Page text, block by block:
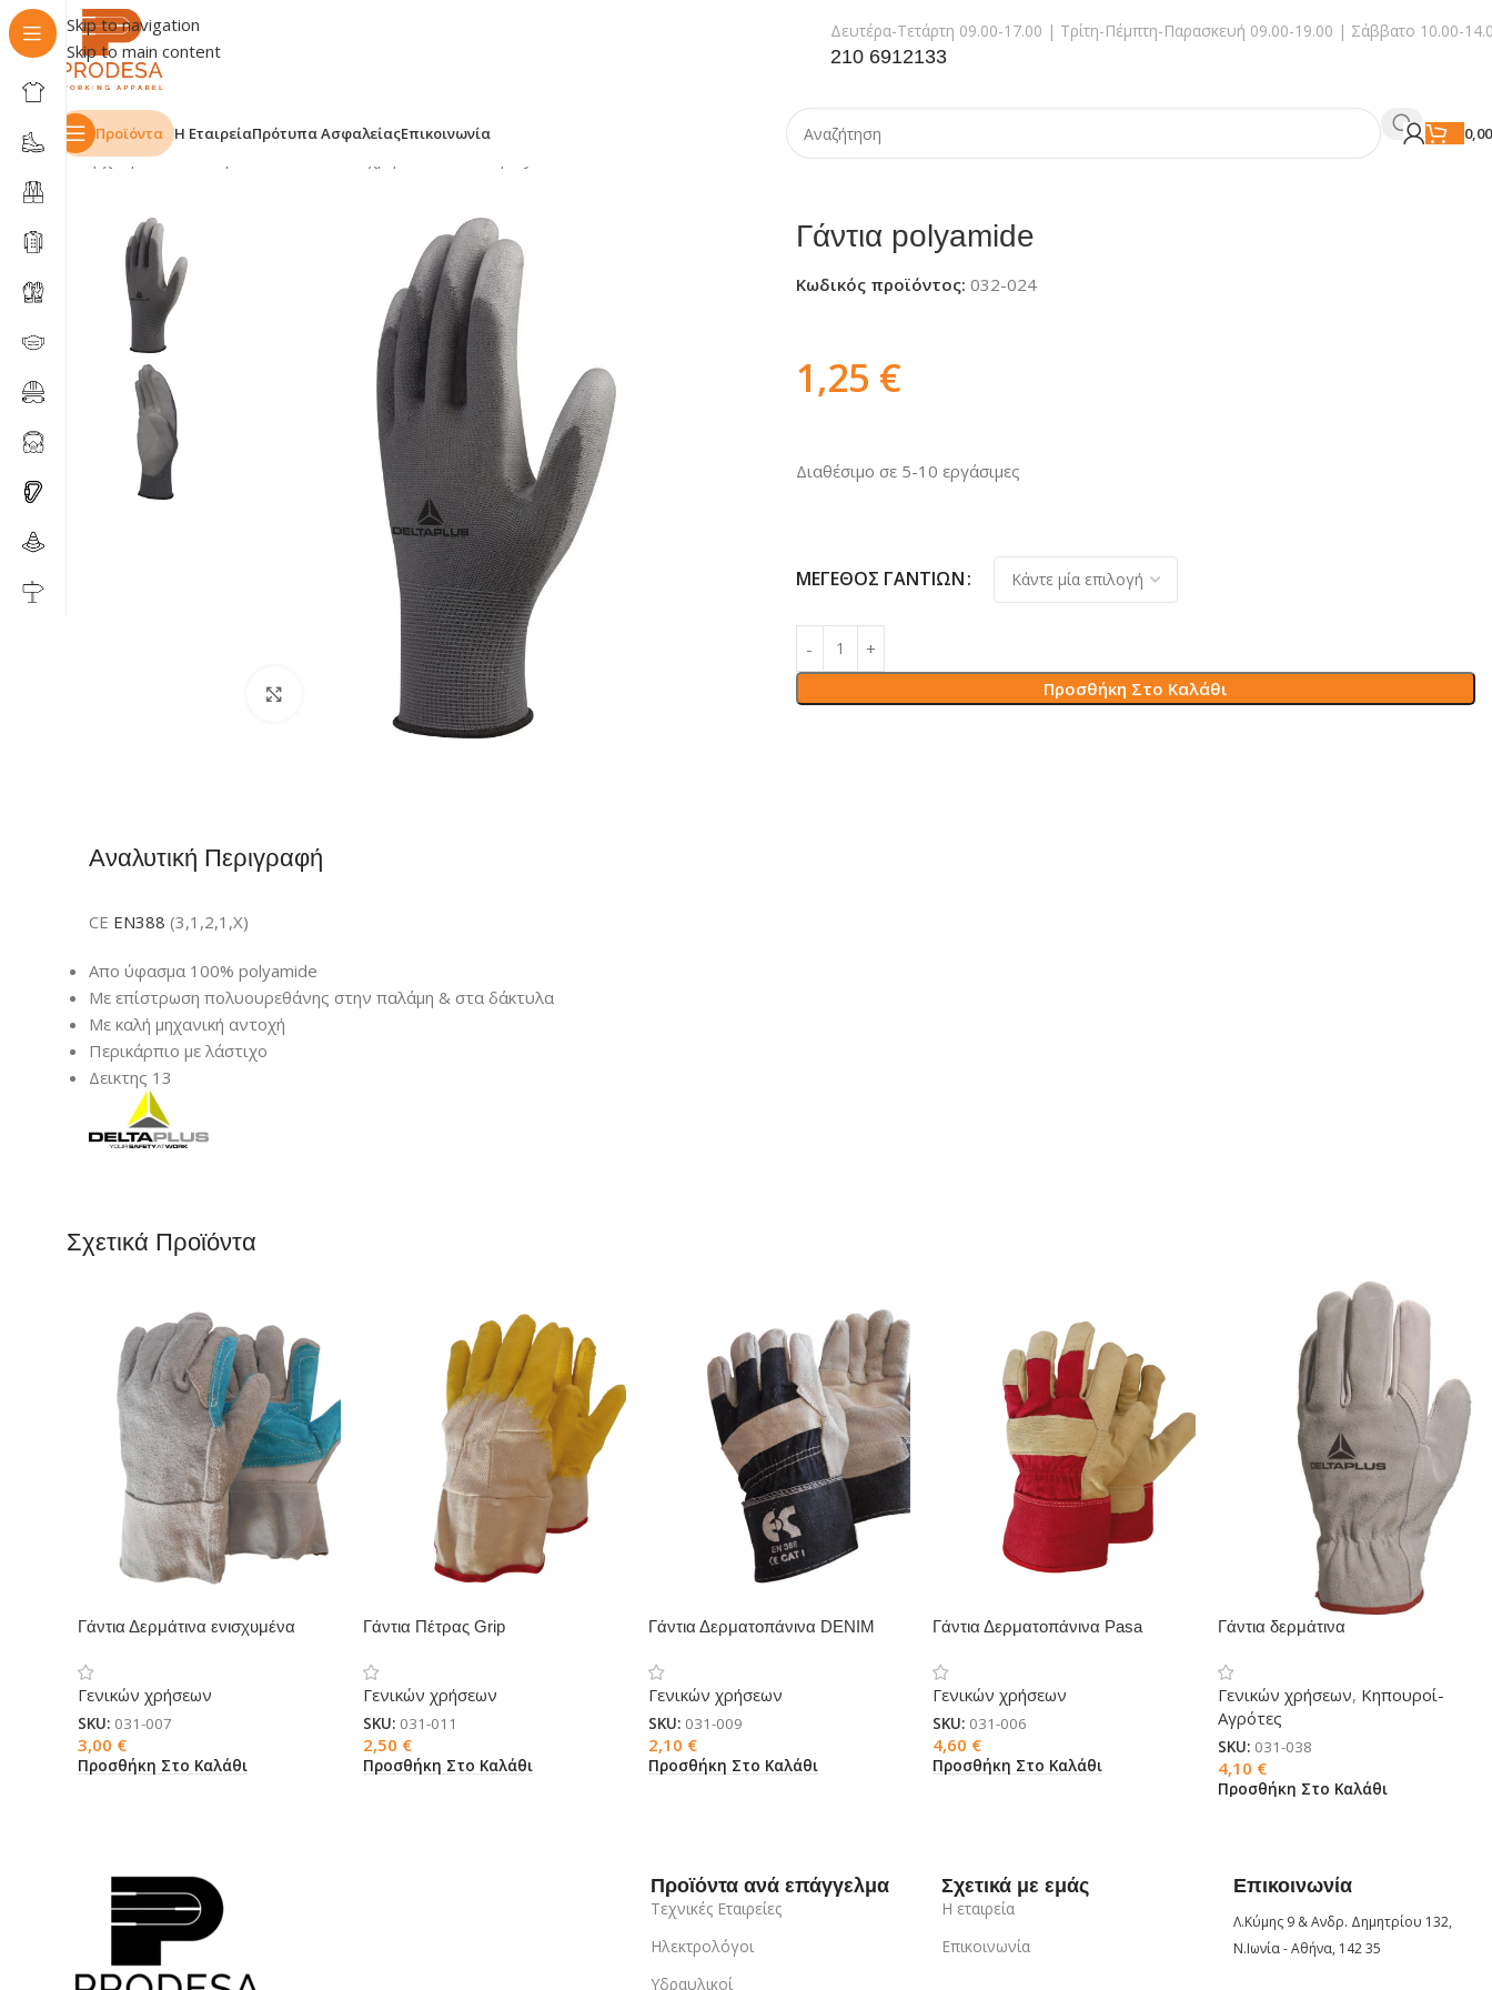
Skip to navigation
Skip to main content
Δευτέρα-Τετάρτη 09.00-17.00 | Τρίτη-Πέμπτη-Παρασκευή 09.00-19.00 | Σάββατο 10.00-
210 6912133
Προϊόντα Η ΕταιρείαΠρότυπα ΑσφαλείαςΕπικοινωνία
Αρχική σελίδα
Click to enlarge
Γάντια polyamide
Κωδικός προϊόντος: 032-024
1,25 €
Διαθέσιμο σε 5-10 εργάσιμες
ΜΈΓΕΘΟΣ ΓΑΝΤΙΏΝ
Προσθήκη Στο Καλάθι
Αναλυτική Περιγραφή
CE EN388 (3,1,2,1,X)
Απο ύφασμα 100% polyamide
Με επίστρωση πολυουρεθάνης στην παλάμη & στα δάκτυλα
Με καλή μηχανική αντοχή
Περικάρπιο με λάστιχο
Δεικτης 13
Σχετικά Προϊόντα
Γάντια Δερμάτινα ενισχυμένα
Γενικών χρήσεων
SKU: 031-007
3,00 €
Προσθήκη Στο Καλάθι
Γάντια Πέτρας Grip
Γενικών χρήσεων
SKU: 031-011
2,50 €
Προσθήκη Στο Καλάθι
Γάντια Δερματοπάνινα DENIM
Γενικών χρήσεων
SKU: 031-009
2,10 €
Προσθήκη Στο Καλάθι
Γάντια Δερματοπάνινα Pasa
Γενικών χρήσεων
SKU: 031-006
4,60 €
Προσθήκη Στο Καλάθι
Γάντια δερμάτινα
Γενικών χρήσεων, Κηπουροί-
Αγρότες
SKU: 031-038
4,10 €
Προσθήκη Στο Καλάθι
Προϊόντα ανά επάγγελμα
Τεχνικές Εταιρείες
Ηλεκτρολόγοι
Υδραυλικοί
Σχετικά με εμάς
Η εταιρεία
Επικοινωνία
Επικοινωνία
Λ.Κύμης 9 & Ανδρ. Δημητρίου 132,
Ν.Ιωνία - Αθήνα, 142 35